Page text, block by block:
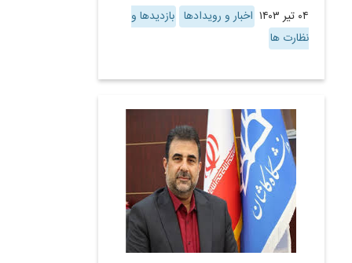
۰۴ تیر ۱۴۰۳ اخبار و رویدادها بازدیدها و
نظارت ها